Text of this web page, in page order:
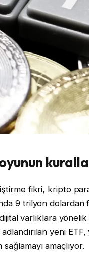
fikri, kripto
9 trilyon dolardan
varlıklara yönelik
yeni
amaçlıyor.